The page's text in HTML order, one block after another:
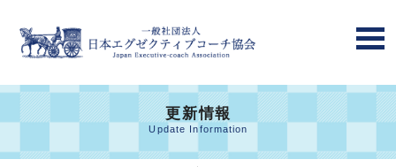
更新情報
Update Information